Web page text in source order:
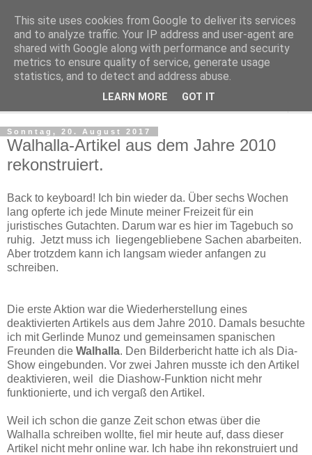
Regensburger Tagebuch
Notizen aus der nördlichsten Stadt Italiens
Sonntag, 20. August 2017
Walhalla-Artikel aus dem Jahre 2010
rekonstruiert.
Back to keyboard! Ich bin wieder da. Über sechs Wochen
lang opferte ich jede Minute meiner Freizeit für ein
juristisches Gutachten. Darum war es hier im Tagebuch so
ruhig. Jetzt muss ich liegengebliebene Sachen abarbeiten.
Aber trotzdem kann ich langsam wieder anfangen zu
schreiben.
Die erste Aktion war die Wiederherstellung eines
deaktivierten Artikels aus dem Jahre 2010. Damals besuchte
ich mit Gerlinde Munoz und gemeinsamen spanischen
Freunden die Walhalla. Den Bilderbericht hatte ich als Dia-
Show eingebunden. Vor zwei Jahren musste ich den Artikel
deaktivieren, weil die Diashow-Funktion nicht mehr
funktionierte, und ich vergaß den Artikel.
Weil ich schon die ganze Zeit schon etwas über die
Walhalla schreiben wollte, fiel mir heute auf, dass dieser
Artikel nicht mehr online war. Ich habe ihn rekonstruiert und
This site uses cookies from Google to deliver its services
and to analyze traffic. Your IP address and user-agent are
shared with Google along with performance and security
metrics to ensure quality of service, generate usage
statistics, and to detect and address abuse.
LEARN MORE GOT IT